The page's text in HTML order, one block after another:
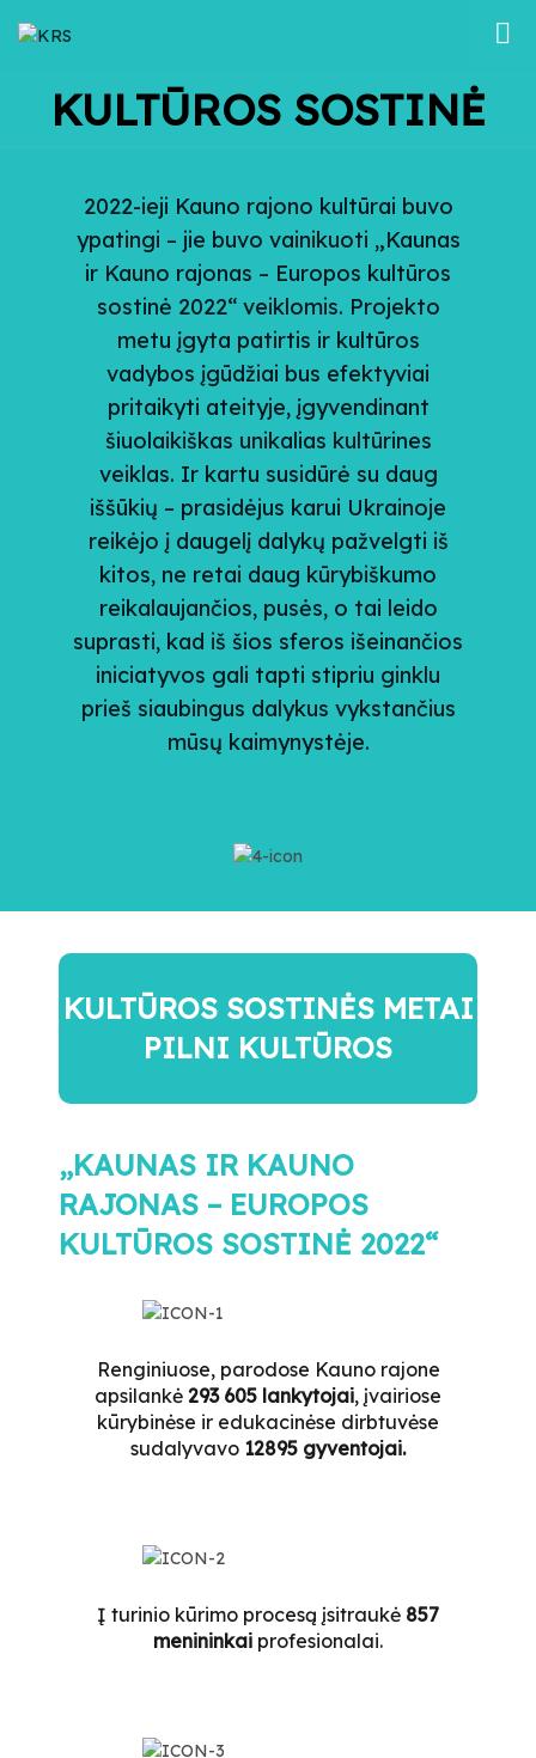
KULTŪROS SOSTINĖ
2022-ieji Kauno rajono kultūrai buvo
ypatingi – jie buvo vainikuoti „Kaunas
ir Kauno rajonas – Europos kultūros
sostinė 2022“ veiklomis. Projekto
metu įgyta patirtis ir kultūros
vadybos įgūdžiai bus efektyviai
pritaikyti ateityje, įgyvendinant
šiuolaikiškas unikalias kultūrines
veiklas. Ir kartu susidūrė su daug
iššūkių – prasidėjus karui Ukrainoje
reikėjo į daugelį dalykų pažvelgti iš
kitos, ne retai daug kūrybiškumo
reikalaujančios, pusės, o tai leido
suprasti, kad iš šios sferos išeinančios
iniciatyvos gali tapti stipriu ginklu
prieš siaubingus dalykus vykstančius
mūsų kaimynystėje.
KULTŪROS SOSTINĖS METAI
PILNI KULTŪROS
„KAUNAS IR KAUNO
RAJONAS – EUROPOS
KULTŪROS SOSTINĖ 2022“
Renginiuose, parodose Kauno rajone
apsilankė 293 605 lankytojai, įvairiose
kūrybinėse ir edukacinėse dirbtuvėse
sudalyvavo 12895 gyventojai.
Į turinio kūrimo procesą įsitraukė 857
menininkai profesionalai.